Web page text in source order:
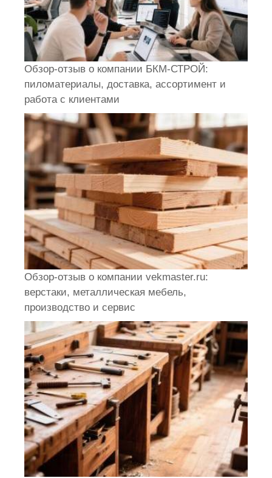
Обзор-отзыв о компании БКМ-СТРОЙ:
пиломатериалы, доставка, ассортимент и
работа с клиентами
Обзор-отзыв о компании vekmaster.ru:
верстаки, металлическая мебель,
производство и сервис